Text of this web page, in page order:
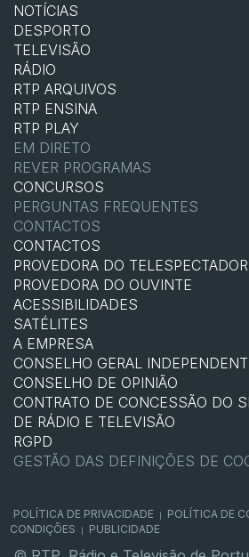
NOTÍCIAS
DESPORTO
TELEVISÃO
RÁDIO
RTP ARQUIVOS
RTP ENSINA
RTP PLAY
EM DIRETO
REVER PROGRAMAS
CONCURSOS
PERGUNTAS FREQUENTES
CONTACTOS
CONTACTOS
PROVEDORA DO TELESPECTADOR
PROVEDORA DO OUVINTE
ACESSIBILIDADES
SATÉLITES
A EMPRESA
CONSELHO GERAL
CONSELHO DE OPINIÃO
CONTRATO DE CONCESSÃO DO
DE RÁDIO E TELEVISÃO
RGPD
GESTÃO DAS DEFINIÇÕES DE
POLÍTICA DE PRIVACIDADE POLÍTICA DE
CONDIÇÕES
PUBLICIDADE